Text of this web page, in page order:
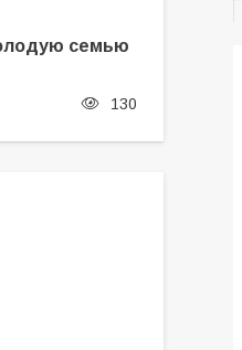
семью
130